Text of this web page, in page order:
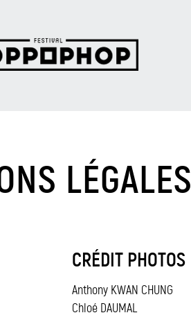
LÉGALES
CRÉDIT PHOTOS
Anthony KWAN CHUNG
Chloé DAUMAL